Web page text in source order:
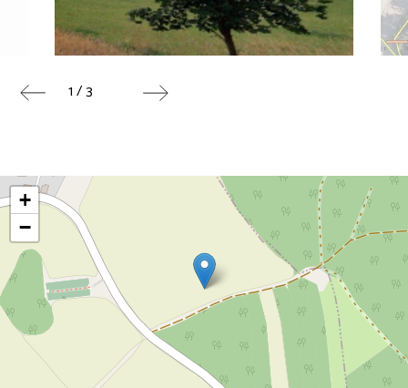
1 / 3
+
−